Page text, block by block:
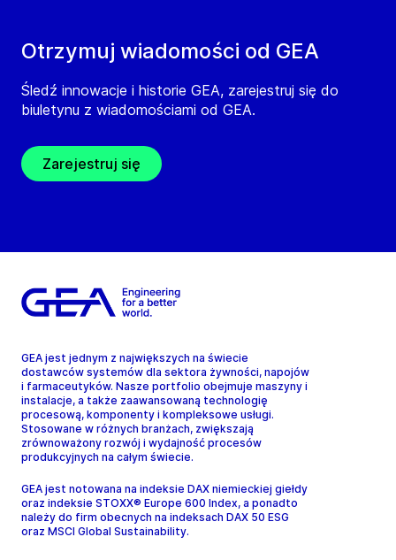
Otrzymuj wiadomości od GEA
Śledź innowacje i historie GEA, zarejestruj się do
biuletynu z wiadomościami od GEA.
Zarejestruj się
GEA jest jednym z największych na świecie
dostawców systemów dla sektora żywności, napojów
i farmaceutyków. Nasze portfolio obejmuje maszyny i
instalacje, a także zaawansowaną technologię
procesową, komponenty i kompleksowe usługi.
Stosowane w różnych branżach, zwiększają
zrównoważony rozwój i wydajność procesów
produkcyjnych na całym świecie.
GEA jest notowana na indeksie DAX niemieckiej giełdy
oraz indeksie STOXX® Europe 600 Index, a ponadto
należy do firm obecnych na indeksach DAX 50 ESG
oraz MSCI Global Sustainability.